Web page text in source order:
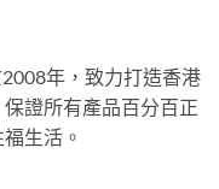
年，致力打造香港
證所有產品百分百正
生活。